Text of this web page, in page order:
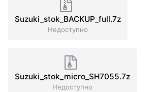
Suzuki_stok_BACKUP_full.7z
Недоступно
Suzuki_stok_micro_SH7055.7z
Недоступно